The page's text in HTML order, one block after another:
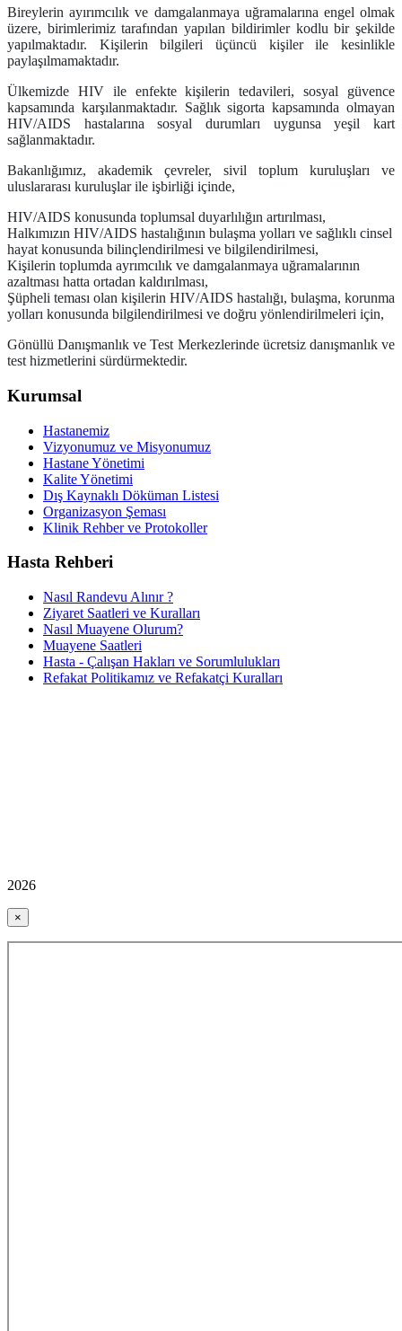
Bireylerin ayırımcılık ve damgalanmaya uğramalarına engel olmak
üzere, birimlerimiz tarafından yapılan bildirimler kodlu bir şekilde
yapılmaktadır. Kişilerin bilgileri üçüncü kişiler ile kesinlikle
paylaşılmamaktadır.
Ülkemizde HIV ile enfekte kişilerin tedavileri, sosyal güvence
kapsamında karşılanmaktadır. Sağlık sigorta kapsamında olmayan
HIV/AIDS hastalarına sosyal durumları uygunsa yeşil kart
sağlanmaktadır.
Bakanlığımız, akademik çevreler, sivil toplum kuruluşları ve
uluslararası kuruluşlar ile işbirliği içinde,
HIV/AIDS konusunda toplumsal duyarlılığın artırılması,
Halkımızın HIV/AIDS hastalığının bulaşma yolları ve sağlıklı cinsel
hayat konusunda bilinçlendirilmesi ve bilgilendirilmesi,
Kişilerin toplumda ayrımcılık ve damgalanmaya uğramalarının
azaltması hatta ortadan kaldırılması,
Şüpheli teması olan kişilerin HIV/AIDS hastalığı, bulaşma, korunma
yolları konusunda bilgilendirilmesi ve doğru yönlendirilmeleri için,
Gönüllü Danışmanlık ve Test Merkezlerinde ücretsiz danışmanlık ve
test hizmetlerini sürdürmektedir.
Kurumsal
Hastanemiz
Vizyonumuz ve Misyonumuz
Hastane Yönetimi
Kalite Yönetimi
Dış Kaynaklı Döküman Listesi
Organizasyon Şeması
Klinik Rehber ve Protokoller
Hasta Rehberi
Nasıl Randevu Alınır ?
Ziyaret Saatleri ve Kuralları
Nasıl Muayene Olurum?
Muayene Saatleri
Hasta - Çalışan Hakları ve Sorumlulukları
Refakat Politikamız ve Refakatçi Kuralları
2026
×